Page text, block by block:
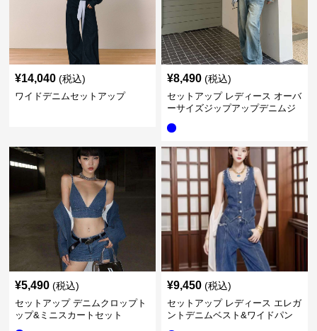
¥14,040 (税込)
ワイドデニムセットアップ
¥8,490 (税込)
セットアップ レディース オーバ
ーサイズジップアップデニムジ
¥5,490 (税込)
セットアップ デニムクロップト
ップ&ミニスカートセット
¥9,450 (税込)
セットアップ レディース エレガ
ントデニムベスト&ワイドパン